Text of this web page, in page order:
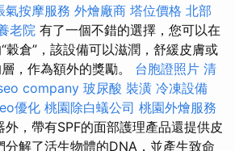
氣按摩服務 外燴廠商 塔位價格 北部
老院 有了一個不錯的選擇，您可以在
穀倉”，該設備可以滋潤，舒緩皮膚或
，作為額外的獎勵。 台胞證照片 清
company 玻尿酸 裝潢 冷凍設備
優化 桃園除白蟻公司 桃園外燴服務
外，帶有SPF的面部護理產品還提供皮
分解了活生物體的DNA，並產生致命